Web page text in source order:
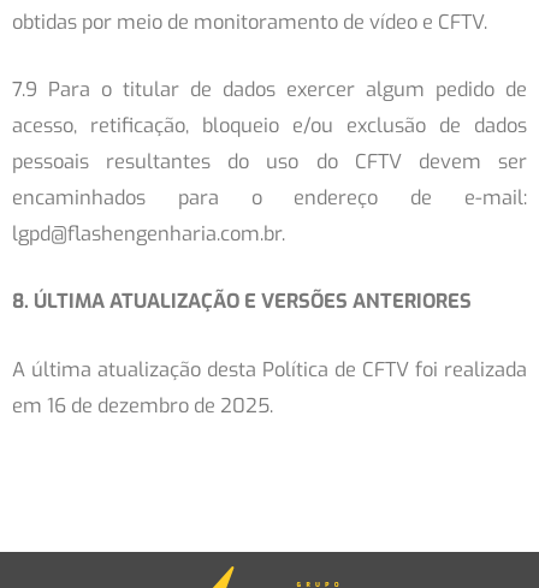
obtidas por meio de monitoramento de vídeo e CFTV.
7.9 Para o titular de dados exercer algum pedido de
acesso, retificação, bloqueio e/ou exclusão de dados
pessoais resultantes do uso do CFTV devem ser
encaminhados para o endereço de e-mail:
lgpd@flashengenharia.com.br.
8. ÚLTIMA ATUALIZAÇÃO E VERSÕES ANTERIORES
A última atualização desta Política de CFTV foi realizada
em 16 de dezembro de 2025.